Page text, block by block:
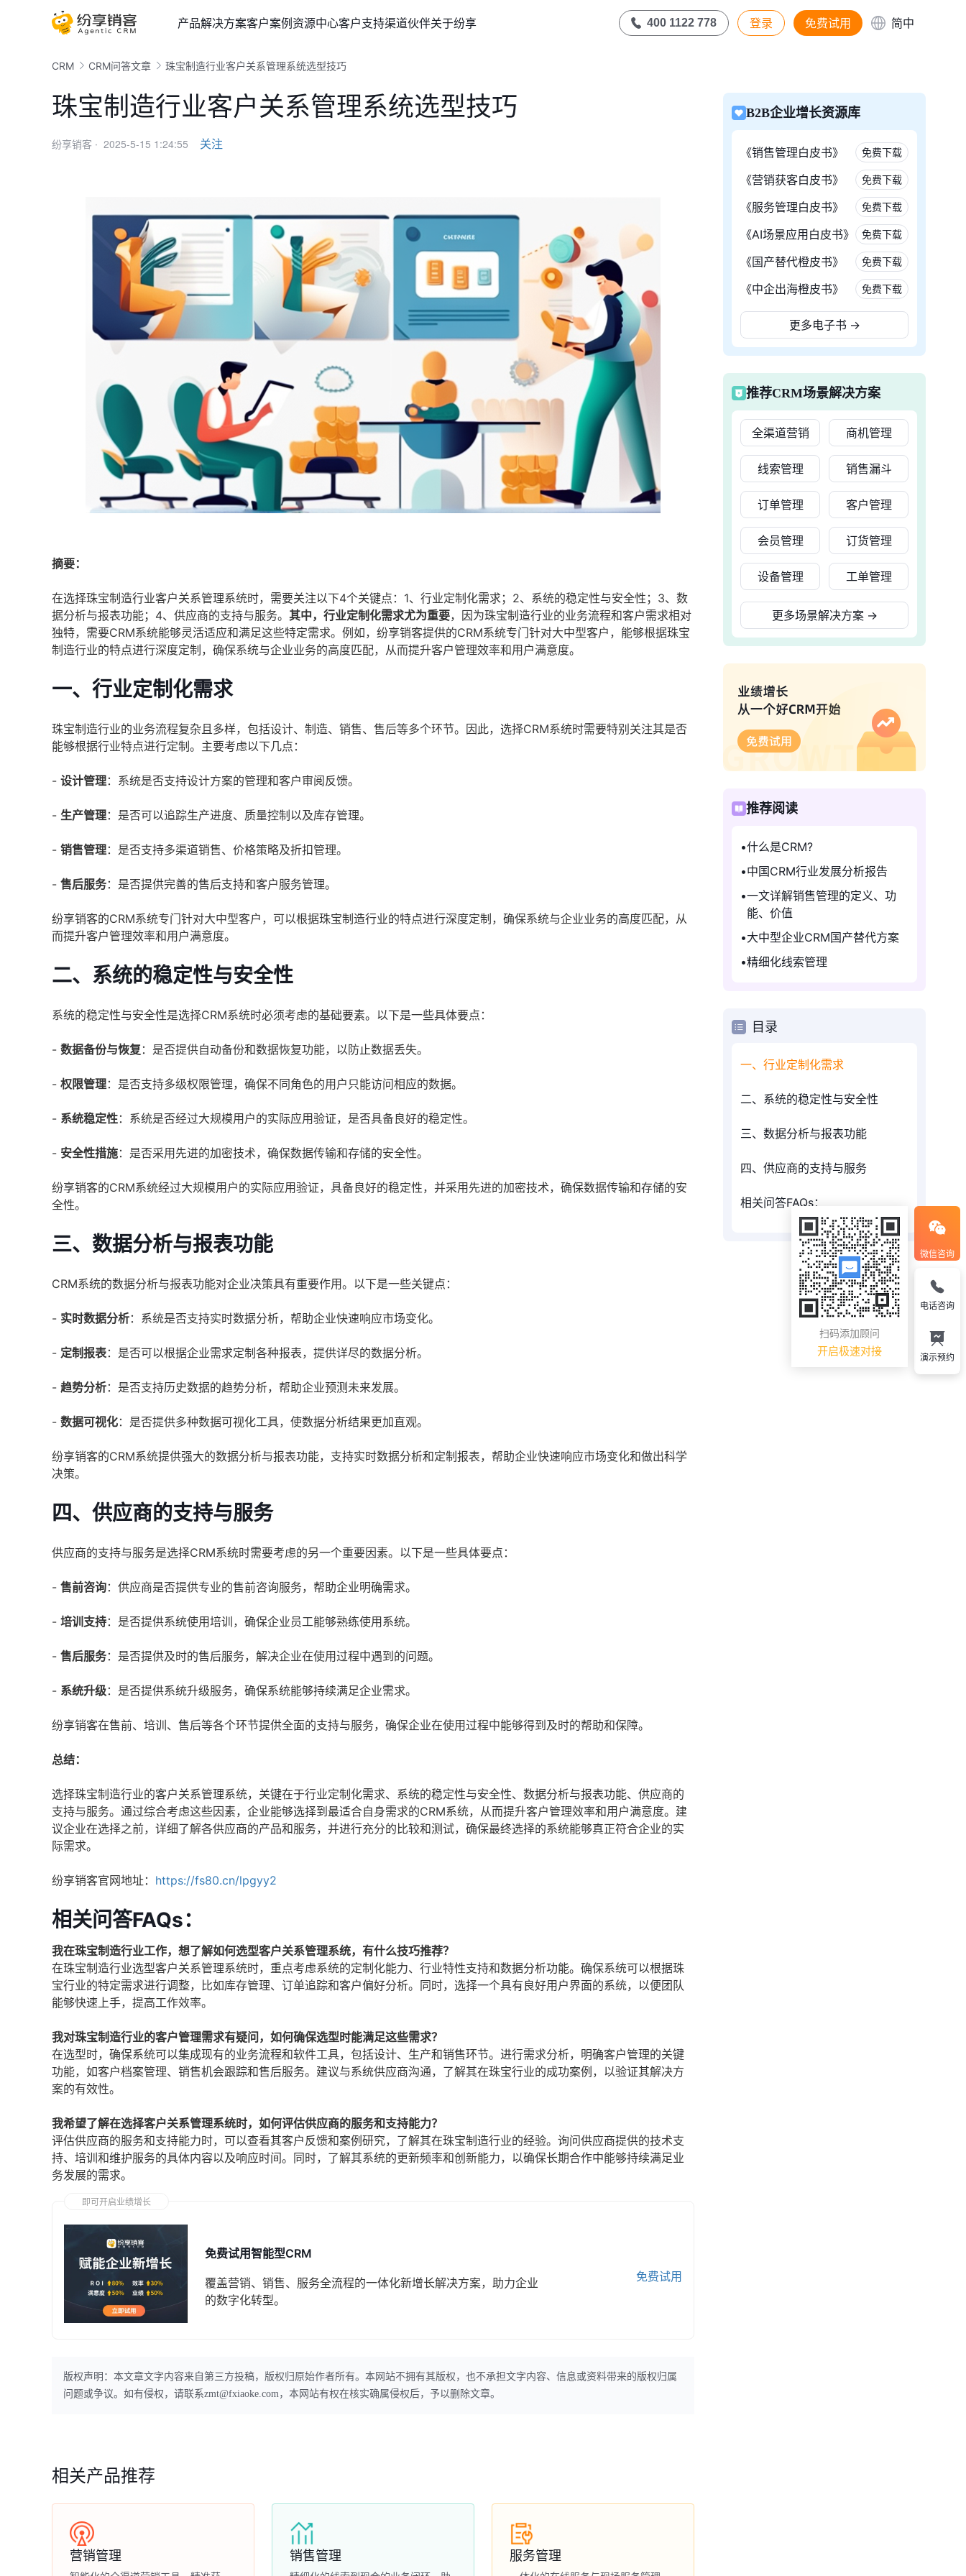
产品解决方案客户案例资源中心客户支持渠道伙伴关于纷享 400 1122 778 登录 免费试用 简中
CRM CRM问答文章 珠宝制造行业客户关系管理系统选型技巧
珠宝制造行业客户关系管理系统选型技巧
纷享销客 · 2025-5-15 1:24:55 关注
摘要：
在选择珠宝制造行业客户关系管理系统时，需要关注以下4个关键点：1、行业定制化需求；2、系统的稳定性与安全性；3、数
据分析与报表功能；4、供应商的支持与服务。 其中，行业定制化需求尤为重要，因为珠宝制造行业的业务流程和客户需求相对
独特，需要CRM系统能够灵活适应和满足这些特定需求。例如，纷享销客提供的CRM系统专门针对大中型客户，能够根据珠宝
制造行业的特点进行深度定制，确保系统与企业业务的高度匹配，从而提升客户管理效率和用户满意度。
一、行业定制化需求
珠宝制造行业的业务流程复杂且多样，包括设计、制造、销售、售后等多个环节。因此，选择CRM系统时需要特别关注其是否
能够根据行业特点进行定制。主要考虑以下几点：
- 设计管理：系统是否支持设计方案的管理和客户审阅反馈。
- 生产管理：是否可以追踪生产进度、质量控制以及库存管理。
- 销售管理：是否支持多渠道销售、价格策略及折扣管理。
- 售后服务：是否提供完善的售后支持和客户服务管理。
纷享销客的CRM系统专门针对大中型客户，可以根据珠宝制造行业的特点进行深度定制，确保系统与企业业务的高度匹配，从
而提升客户管理效率和用户满意度。
二、系统的稳定性与安全性
系统的稳定性与安全性是选择CRM系统时必须考虑的基础要素。以下是一些具体要点：
- 数据备份与恢复 ：是否提供自动备份和数据恢复功能，以防止数据丢失。
- 权限管理：是否支持多级权限管理，确保不同角色的用户只能访问相应的数据。
- 系统稳定性：系统是否经过大规模用户的实际应用验证，是否具备良好的稳定性。
- 安全性措施：是否采用先进的加密技术，确保数据传输和存储的安全性。
纷享销客的CRM系统经过大规模用户的实际应用验证，具备良好的稳定性，并采用先进的加密技术，确保数据传输和存储的安
全性。
三、数据分析与报表功能
CRM系统的数据分析与报表功能对企业决策具有重要作用。以下是一些关键点：
- 实时数据分析：系统是否支持实时数据分析，帮助企业快速响应市场变化。
- 定制报表：是否可以根据企业需求定制各种报表，提供详尽的数据分析。
- 趋势分析：是否支持历史数据的趋势分析，帮助企业预测未来发展。
- 数据可视化：是否提供多种数据可视化工具，使数据分析结果更加直观。
纷享销客的CRM系统提供强大的数据分析与报表功能，支持实时数据分析和定制报表，帮助企业快速响应市场变化和做出科学
决策。
四、供应商的支持与服务
供应商的支持与服务是选择CRM系统时需要考虑的另一个重要因素。以下是一些具体要点：
- 售前咨询：供应商是否提供专业的售前咨询服务，帮助企业明确需求。
- 培训支持：是否提供系统使用培训，确保企业员工能够熟练使用系统。
- 售后服务：是否提供及时的售后服务，解决企业在使用过程中遇到的问题。
- 系统升级：是否提供系统升级服务，确保系统能够持续满足企业需求。
纷享销客在售前、培训、售后等各个环节提供全面的支持与服务，确保企业在使用过程中能够得到及时的帮助和保障。
总结：
选择珠宝制造行业的客户关系管理系统，关键在于行业定制化需求、系统的稳定性与安全性、数据分析与报表功能、供应商的
支持与服务。通过综合考虑这些因素，企业能够选择到最适合自身需求的CRM系统，从而提升客户管理效率和用户满意度。建
议企业在选择之前，详细了解各供应商的产品和服务，并进行充分的比较和测试，确保最终选择的系统能够真正符合企业的实
际需求。
纷享销客官网地址： https://fs80.cn/lpgyy2
相关问答FAQs：
我在珠宝制造行业工作，想了解如何选型客户关系管理系统，有什么技巧推荐？
在珠宝制造行业选型客户关系管理系统时，重点考虑系统的定制化能力、行业特性支持和数据分析功能。确保系统可以根据珠
宝行业的特定需求进行调整，比如库存管理、订单追踪和客户偏好分析。同时，选择一个具有良好用户界面的系统，以便团队
能够快速上手，提高工作效率。
我对珠宝制造行业的客户管理需求有疑问，如何确保选型时能满足这些需求？
在选型时，确保系统可以集成现有的业务流程和软件工具，包括设计、生产和销售环节。进行需求分析，明确客户管理的关键
功能，如客户档案管理、销售机会跟踪和售后服务。建议与系统供应商沟通，了解其在珠宝行业的成功案例，以验证其解决方
案的有效性。
我希望了解在选择客户关系管理系统时，如何评估供应商的服务和支持能力？
评估供应商的服务和支持能力时，可以查看其客户反馈和案例研究，了解其在珠宝制造行业的经验。询问供应商提供的技术支
持、培训和维护服务的具体内容以及响应时间。同时，了解其系统的更新频率和创新能力，以确保长期合作中能够持续满足业
务发展的需求。
即可开启业绩增长
免费试用智能型CRM
覆盖营销、销售、服务全流程的一体化新增长解决方案，助力企业
的数字化转型。
免费试用
版权声明：本文章文字内容来自第三方投稿，版权归原始作者所有。本网站不拥有其版权，也不承担文字内容、信息或资料带来的版权归属
问题或争议。如有侵权，请联系zmt@fxiaoke.com，本网站有权在核实确属侵权后，予以删除文章。
相关产品推荐
营销管理 销售管理 服务管理
B2B企业增长资源库
《销售管理白皮书》 免费下载
《营销获客白皮书》 免费下载
《服务管理白皮书》 免费下载
《AI场景应用白皮书》 免费下载
《国产替代橙皮书》 免费下载
《中企出海橙皮书》 免费下载
更多电子书 →
推荐CRM场景解决方案
全渠道营销 商机管理
线索管理 销售漏斗
订单管理 客户管理
会员管理 订货管理
设备管理 工单管理
更多场景解决方案 →
推荐阅读
什么是CRM?
中国CRM行业发展分析报告
一文详解销售管理的定义、功
能、价值
大中型企业CRM国产替代方案
精细化线索管理
目录
一、行业定制化需求
二、系统的稳定性与安全性
三、数据分析与报表功能
四、供应商的支持与服务
相关问答FAQs：
微信咨询
扫码添加顾问
开启极速对接
电话咨询
演示预约